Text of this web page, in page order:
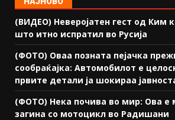
(ВИДЕО) Неверојатен гест од Ким
што итно испратил во Русија
(ФОТО) Оваа позната пејачка
сообраќајка: Автомобилот е
првите детали ја шокираа
(ФОТО) Нека почива во мир: Ова е
загина со мотоцикл во Радишани